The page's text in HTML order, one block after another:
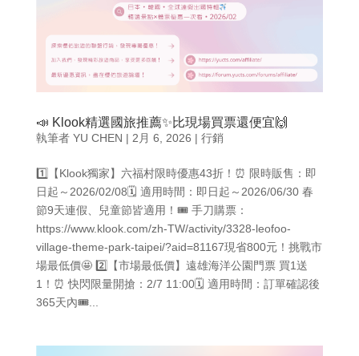
📣 Klook精選國旅推薦✨比現場買票還便宜🙌
執筆者 YU CHEN | 2月 6, 2026 | 行銷
1️⃣【Klook獨家】六福村限時優惠43折！⏰ 限時販售：即
日起～2026/02/08🗓️ 適用時間：即日起～2026/06/30 春
節9天連假、兒童節皆適用！🎟️ 手刀購票：
https://www.klook.com/zh-TW/activity/3328-leofoo-
village-theme-park-taipei/?aid=81167現省800元！挑戰市
場最低價🤩 2️⃣【市場最低價】遠雄海洋公園門票 買1送
1！⏰ 快閃限量開搶：2/7 11:00🗓️ 適用時間：訂單確認後
365天內🎟️...